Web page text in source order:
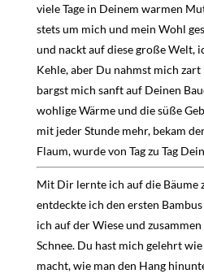
viele Tage in Deinem warmen
stets um mich und mein Wohl
und nackt auf diese große Welt,
Kehle, aber Du nahmst mich zart
bargst mich sanft auf Deinen
wohlige Wärme und die süße
mit jeder Stunde mehr, bekam
Flaum, wurde von Tag zu Tag
Mit Dir lernte ich auf die Bäume
entdeckte ich den ersten
ich auf der Wiese und
Schnee. Du hast mich gelehrt
macht, wie man den Hang